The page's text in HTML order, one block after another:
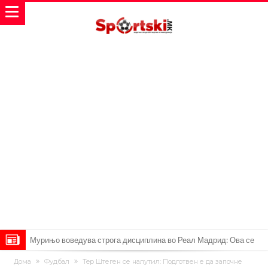
Мурињо воведува строга дисциплина во Реал Мадрид: Ова се
трите нови правила
Неочекувана „бомба“ од Англија: Ливерпул се засили од
Дома Фудбал
Teр Штеген се налутил: Подготвен е да започне